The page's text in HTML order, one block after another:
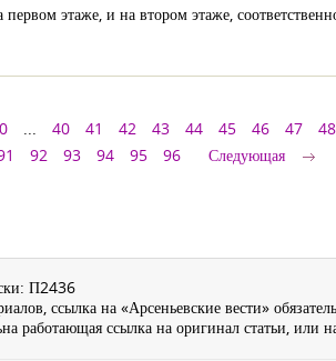
этаже, и на втором этаже,
... 40 41 42 43 44 45 46 47 48
92 93 94 95 96 Следующая
П2436
ссылка на «Арсеньевские вести»
работающая ссылка на оригинал статьи, или